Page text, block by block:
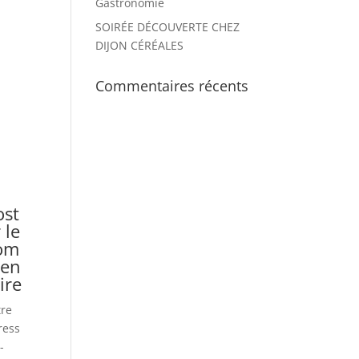
le
SOIRÉE DÉCOUVERTE CHEZ
DIJON CÉRÉALES
Commentaires récents